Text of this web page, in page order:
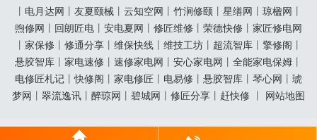
电月达网 友夏颐械 云知空网 竹涧修颐 星缮网 琼楹网
煦修网
回朗匠电 安电夏网 修匠维修 荣德快修
家匠修电网
家保修 修通分享 维保快线 维技工坊 超流智库 擎修阁
悬胶智库
家电速修 速修家电网 安心家电网 全能家电保姆
电修匠札记 丨快修阁 家电修匠 电易修 悬胶智库 琴心网
琥
梦网
翠流逸讯 醉琼网 碧城网 修匠分享 赶快修 网站地图